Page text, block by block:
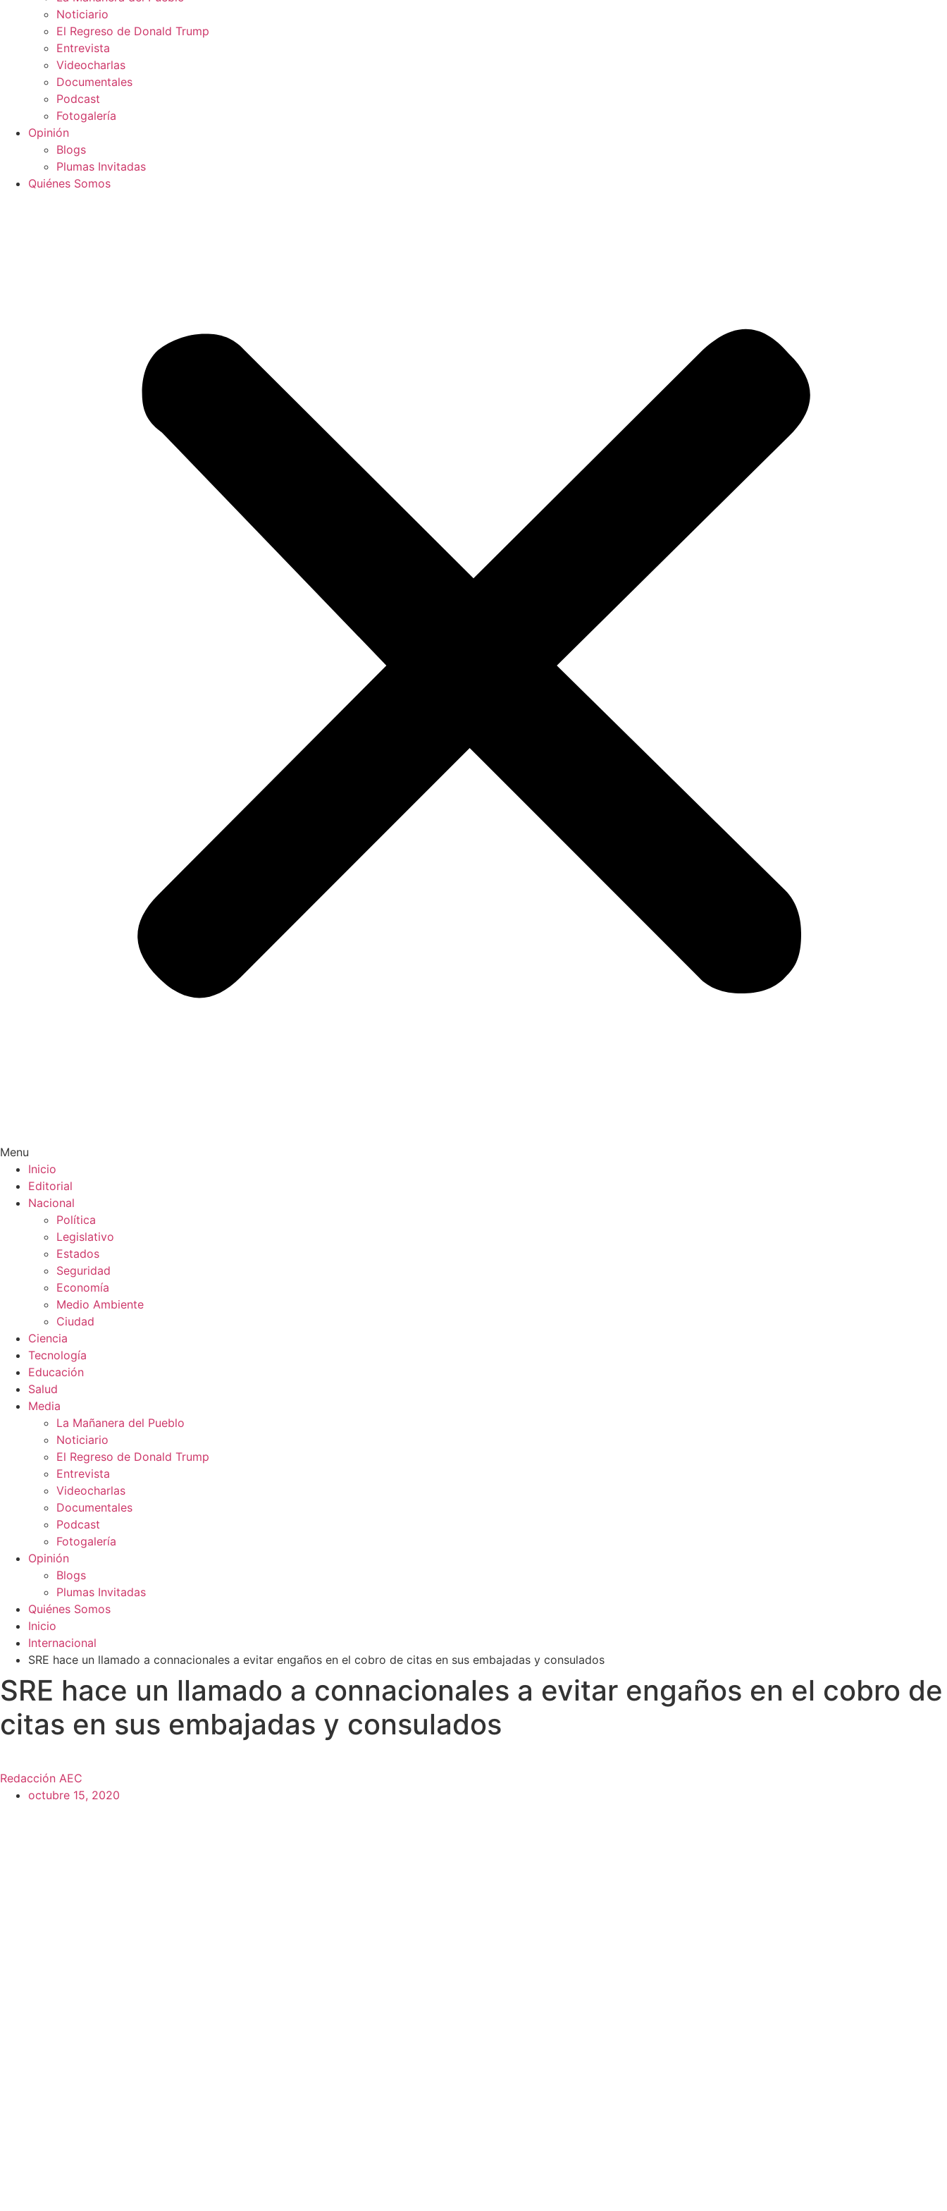
Noticiario
El Regreso de Donald Trump
Entrevista
Videocharlas
Documentales
Podcast
Fotogalería
Opinión
Blogs
Plumas Invitadas
Quiénes Somos
Menu
Inicio
Editorial
Nacional
Política
Legislativo
Estados
Seguridad
Economía
Medio Ambiente
Ciudad
Ciencia
Tecnología
Educación
Salud
Media
La Mañanera del Pueblo
Noticiario
El Regreso de Donald Trump
Entrevista
Videocharlas
Documentales
Podcast
Fotogalería
Opinión
Blogs
Plumas Invitadas
Quiénes Somos
Inicio
Internacional
SRE hace un llamado a connacionales a evitar engaños en el cobro de citas en sus embajadas y consulados
SRE hace un llamado a connacionales a evitar engaños en el cobro de
citas en sus embajadas y consulados
Redacción AEC
octubre 15, 2020